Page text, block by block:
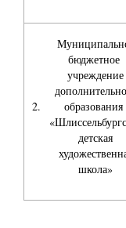
2.
бюджетное
учреждение
образования
детская
школа»